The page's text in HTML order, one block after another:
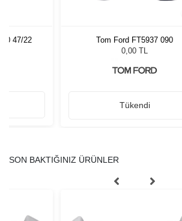
47/22
Tom Ford FT5937 090
0,00 TL
Tükendi
SON BAKTIĞINIZ ÜRÜNLER